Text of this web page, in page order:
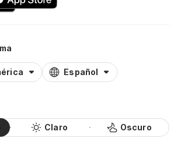
Español
Claro Oscuro